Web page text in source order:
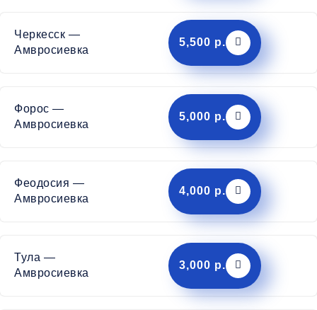
Черкесск —
Амвросиевка
5,500 р.
Форос —
Амвросиевка
5,000 р.
Феодосия —
Амвросиевка
4,000 р.
Тула —
Амвросиевка
3,000 р.